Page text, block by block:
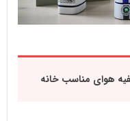
هوای مناسب خانه